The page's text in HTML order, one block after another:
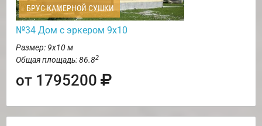
БРУС КАМЕРНОЙ СУШКИ
№34 Дом с эркером 9х10
Размер: 9х10 м
Общая площадь: 86.82
от 1795200